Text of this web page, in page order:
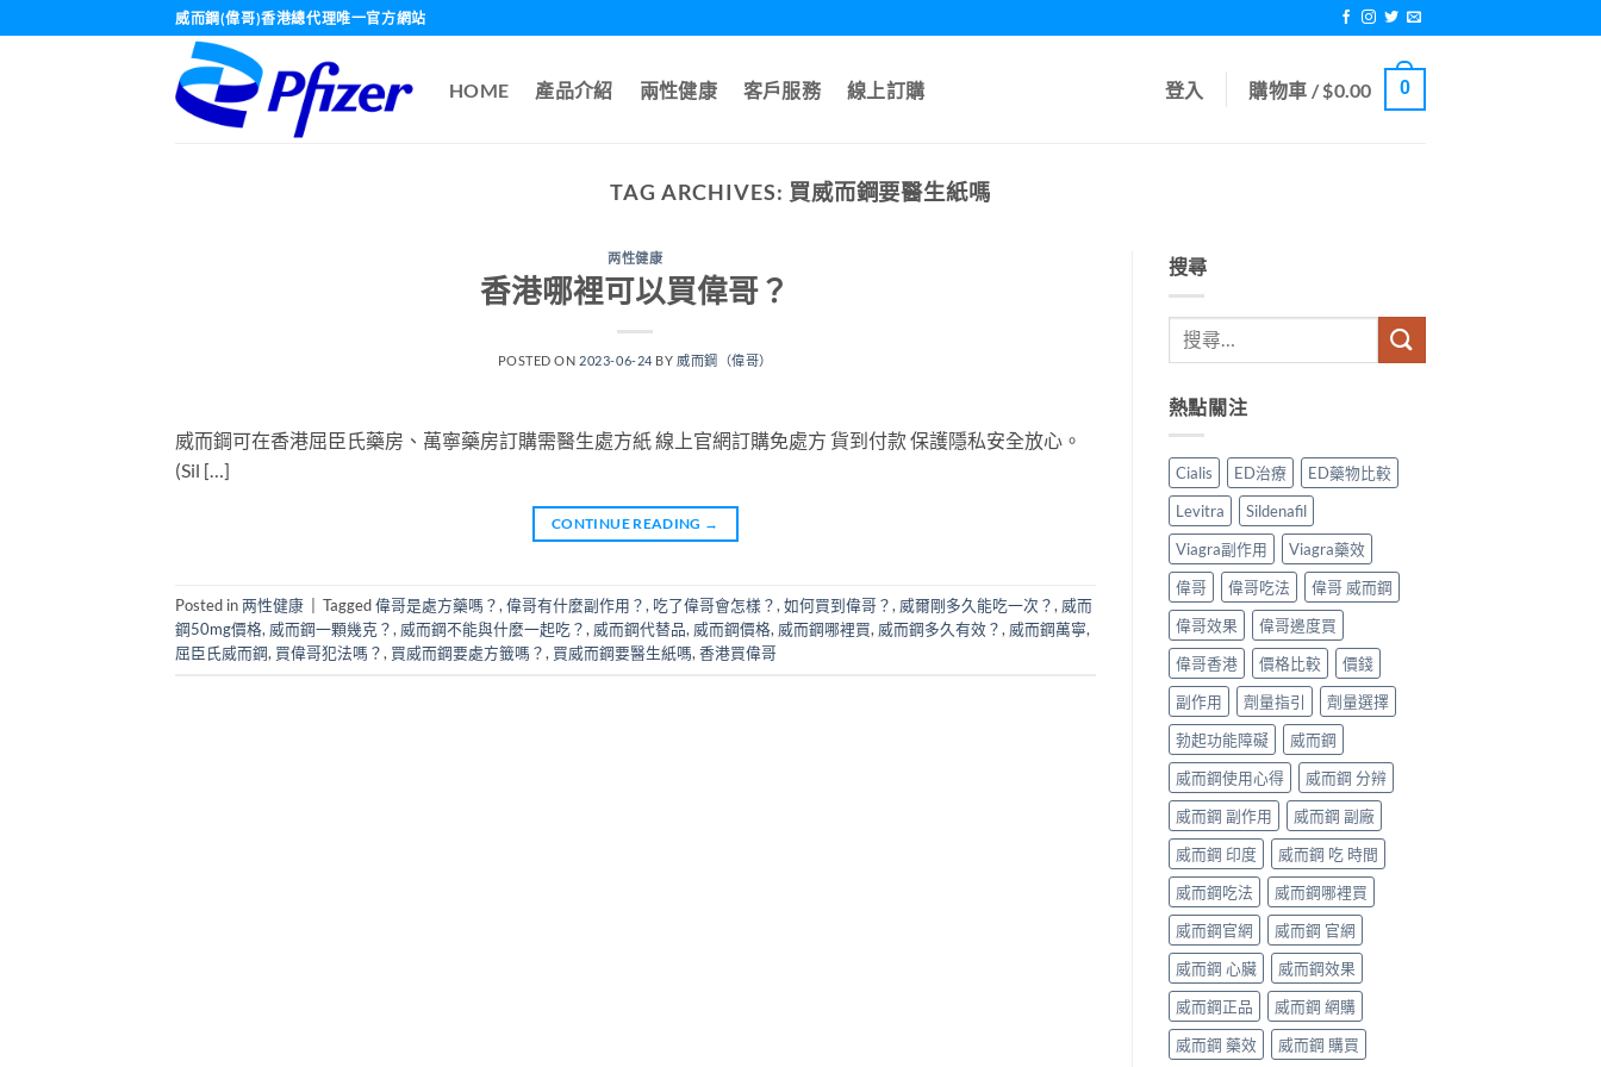
to
威而鋼(偉哥)香港總代理唯一官方網站
HOME 產品介紹 兩性健康 客戶服務 線上訂購 登入 購物車 /$0.00 0
TAG ARCHIVES: 買威而鋼要醫生紙嗎
两性健康
香港哪裡可以買偉哥？
POSTED ON 2023-06-24 BY 威而鋼（偉哥）
威而鋼可在香港屈臣氏藥房、萬寧藥房訂購需醫生處方紙 線上官網訂購免處方 貨到付款 保護隱私安全放心。
(Sil […]
CONTINUE READING →
Posted in两性健康 Tagged偉哥是處方藥嗎？, 偉哥有什麼副作用？, 吃了偉哥會怎樣？, 如何買到偉哥？, 威爾剛多久能吃一次？, 威而
鋼50mg價格, 威而鋼一顆幾克？, 威而鋼不能與什麼一起吃？, 威而鋼代替品, 威而鋼價格, 威而鋼哪裡買, 威而鋼多久有效？, 威而鋼萬寧,
屈臣氏威而鋼, 買偉哥犯法嗎？, 買威而鋼要處方籤嗎？, 買威而鋼要醫生紙嗎, 香港買偉哥
搜尋
熱點關注
Cialis ED治療
ED藥物比較
Levitra
Sildenafil
Viagra副作用
Viagra藥效
偉哥
偉哥吃法
偉哥 威而鋼
偉哥效果
偉哥邊度買
偉哥香港
價格比較
價錢
副作用
劑量指引
劑量選擇
勃起功能障礙
威而鋼
威而鋼使用心得
威而鋼 分辨
威而鋼 副作用
威而鋼 副廠
威而鋼 印度
威而鋼 吃 時間
威而鋼吃法
威而鋼哪裡買
威而鋼官網
威而鋼 官網
威而鋼 心臟
威而鋼效果
威而鋼正品
威而鋼 網購
威而鋼 藥效
威而鋼 購買